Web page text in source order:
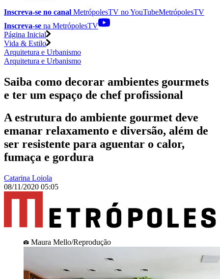
Inscreva-se no canal MetrópolesTV noYouTubeMetrópolesTV
Inscreva-se na MetrópolesTV
Página Inicial
Vida & Estilo
Arquitetura e Urbanismo
Arquitetura e Urbanismo
Saiba como decorar ambientes gourmets
e ter um espaço de chef profissional
A estrutura do ambiente gourmet deve
emanar relaxamento e diversão, além de
ser resistente para aguentar o calor,
fumaça e gordura
Catarina Loiola
08/11/2020 05:05
Maura Mello/Reprodução